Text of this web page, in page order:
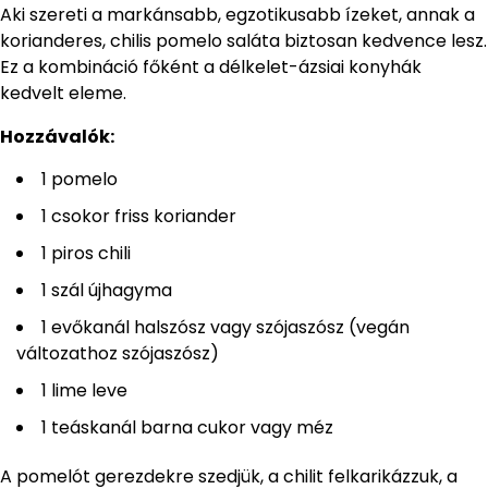
Aki szereti a markánsabb, egzotikusabb ízeket, annak a
korianderes, chilis pomelo saláta biztosan kedvence lesz.
Ez a kombináció főként a délkelet-ázsiai konyhák
kedvelt eleme.
Hozzávalók:
1 pomelo
1 csokor friss koriander
1 piros chili
1 szál újhagyma
1 evőkanál halszósz vagy szójaszósz (vegán
változathoz szójaszósz)
1 lime leve
1 teáskanál barna cukor vagy méz
A pomelót gerezdekre szedjük, a chilit felkarikázzuk, a